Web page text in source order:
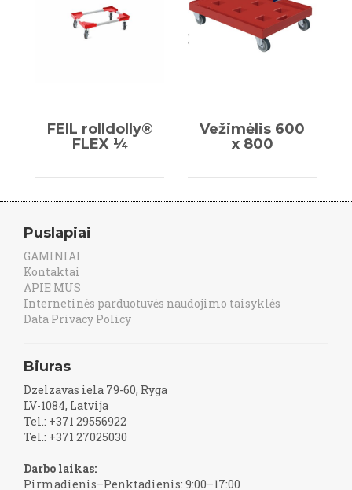
FEIL rolldolly®
FLEX ¼
Vežimėlis 600
x 800
Puslapiai
GAMINIAI
Kontaktai
APIE MUS
Internetinės parduotuvės naudojimo taisyklės
Data Privacy Policy
Biuras
Dzelzavas iela 79-60, Ryga
LV-1084, Latvija
Tel.: +371 29556922
Tel.: +371 27025030
Darbo laikas:
Pirmadienis–Penktadienis: 9:00–17:00